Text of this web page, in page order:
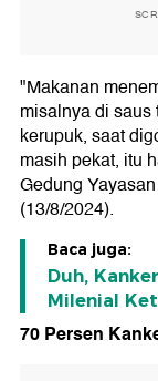
"Makanan
misalnya di
kerupuk, saat
masih pekat, itu
Gedung
(13/8/2024).
Baca juga:
Duh,
Milenial
70 Persen